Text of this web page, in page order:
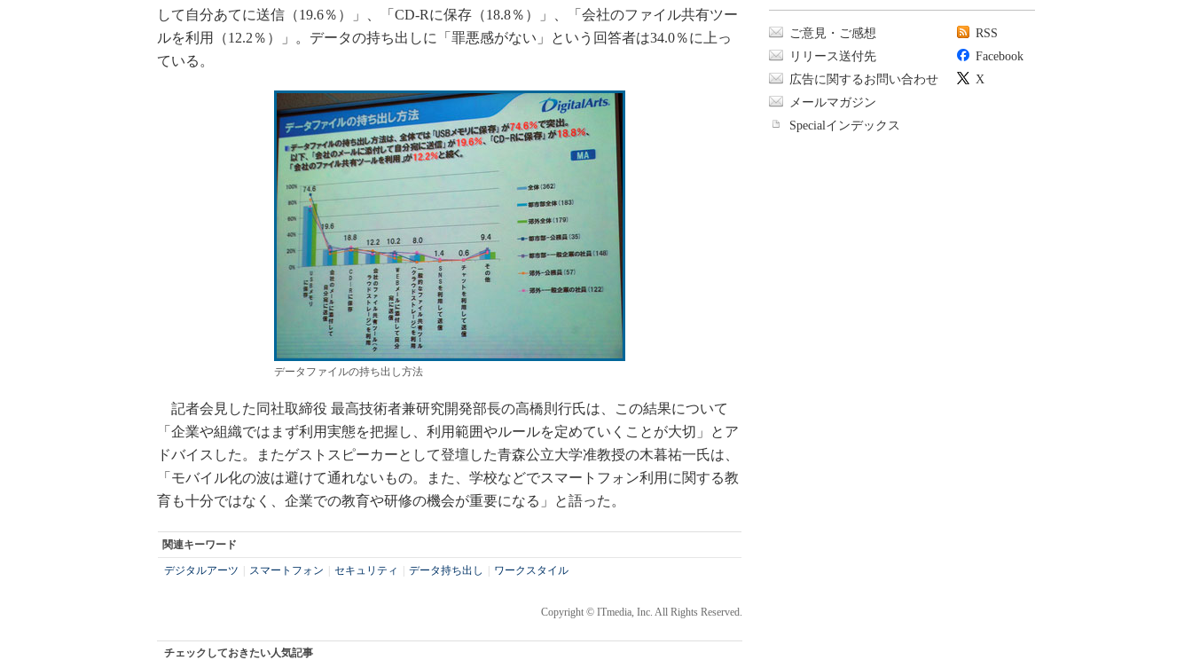
して自分あてに送信（19.6％）」、「CD-Rに保存（18.8％）」、「会社のファイル共有ツー
ルを利用（12.2％）」。データの持ち出しに「罪悪感がない」という回答者は34.0％に上っ
ている。
データファイルの持ち出し方法
記者会見した同社取締役 最高技術者兼研究開発部長の高橋則行氏は、この結果について
「企業や組織ではまず利用実態を把握し、利用範囲やルールを定めていくことが大切」とア
ドバイスした。またゲストスピーカーとして登壇した青森公立大学准教授の木暮祐一氏は、
「モバイル化の波は避けて通れないもの。また、学校などでスマートフォン利用に関する教
育も十分ではなく、企業での教育や研修の機会が重要になる」と語った。
関連キーワード
デジタルアーツ スマートフォン セキュリティ データ持ち出し ワークスタイル
Copyright © ITmedia, Inc. All Rights Reserved.
チェックしておきたい人気記事
ご意見・ご感想
リリース送付先
広告に関するお問い合わせ
メールマガジン
Specialインデックス
RSS
Facebook
X